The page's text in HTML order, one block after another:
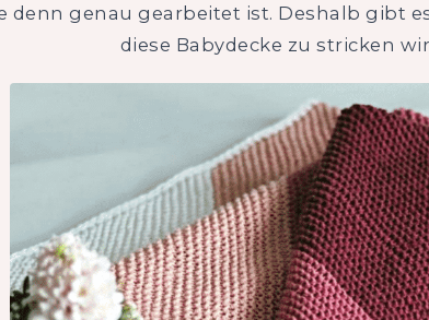
denn genau gearbeitet ist. Deshalb gibt
diese Babydecke zu stricken